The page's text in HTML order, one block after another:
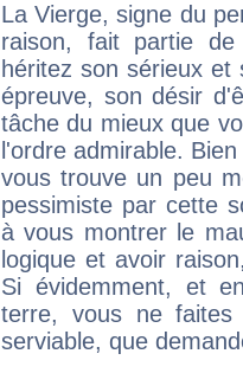
La Vierge, signe du
raison, fait partie
héritez son sérieux
épreuve, son désir
tâche du mieux que
l'ordre admirable.
vous trouve un peu
pessimiste par cette
à vous montrer le
logique et avoir
Si évidemment, et
terre, vous ne
serviable, que